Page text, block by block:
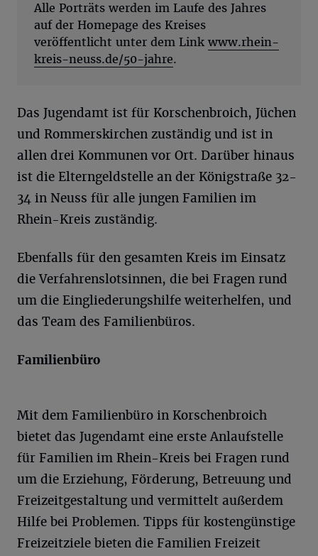
Alle Porträts werden im Laufe des Jahres
auf der Homepage des Kreises
veröffentlicht unter dem Link www.rhein-
kreis-neuss.de/50-jahre.
Das Jugendamt ist für Korschenbroich, Jüchen
und Rommerskirchen zuständig und ist in
allen drei Kommunen vor Ort. Darüber hinaus
ist die Elterngeldstelle an der Königstraße 32-
34 in Neuss für alle jungen Familien im
Rhein-Kreis zuständig.
Ebenfalls für den gesamten Kreis im Einsatz
die Verfahrenslotsinnen, die bei Fragen rund
um die Eingliederungshilfe weiterhelfen, und
das Team des Familienbüros.
Familienbüro
Mit dem Familienbüro in Korschenbroich
bietet das Jugendamt eine erste Anlaufstelle
für Familien im Rhein-Kreis bei Fragen rund
um die Erziehung, Förderung, Betreuung und
Freizeitgestaltung und vermittelt außerdem
Hilfe bei Problemen. Tipps für kostengünstige
Freizeitziele bieten die Familien Freizeit